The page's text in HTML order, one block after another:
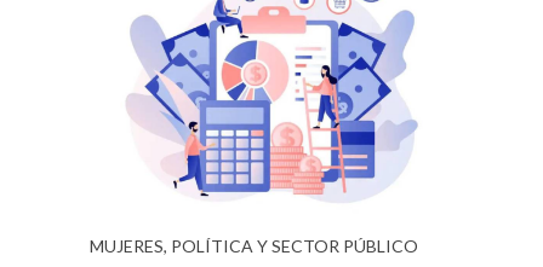
MUJERES, POLÍTICA Y SECTOR PÚBLICO